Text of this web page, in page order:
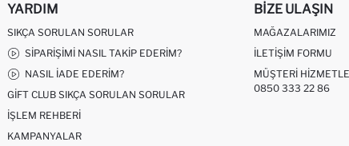
YARDIM
SIKÇA SORULAN SORULAR
SIPARIŞIMI NASIL TAKIP EDERIM?
NASIL İADE EDERIM?
GIFT CLUB SIKÇA SORULAN SORULAR
İŞLEM REHBERI
KAMPANYALAR
BIZE ULAŞIN
MAĞAZALARIMIZ
İLETIŞIM FORMU
MÜŞTERI
0850 333 22 86